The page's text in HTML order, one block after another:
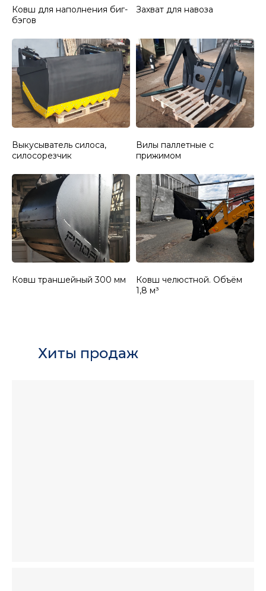
Ковш для наполнения биг-
бэгов
Захват для навоза
Выкусыватель силоса,
силосорезчик
Вилы паллетные с
прижимом
Ковш траншейный 300 мм
Ковш челюстной. Объём
1,8 м³
Хиты продаж